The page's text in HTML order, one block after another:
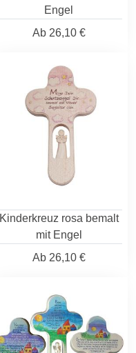
Engel
Ab26,10 €
Kinderkreuz rosa bemalt
mit Engel
Ab26,10 €